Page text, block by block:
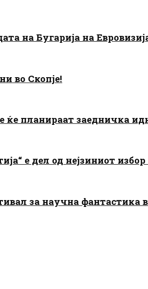
на Бугарија на
во Скопје!
ќе планираат заедничка
е дел од нејзиниот
за научна фантастика